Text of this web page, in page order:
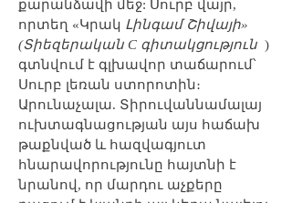
քարանձավի մեջ: Սուրբ վայր,
որտեղ «Կրակ Լինգամ Շիվայի»
(Տիեզերական C գիտակցություն )
գտնվում է գլխավոր տաճարում՝
Սուրբ լեռան ստորոտին։
Արունաչալա. Տիրուվաննամալայ
ուխտագնացության այս հաճախ
թաքնված և հազվագյուտ
հնարավորությունը հայտնի է
նրանով, որ մարդու աչքերը